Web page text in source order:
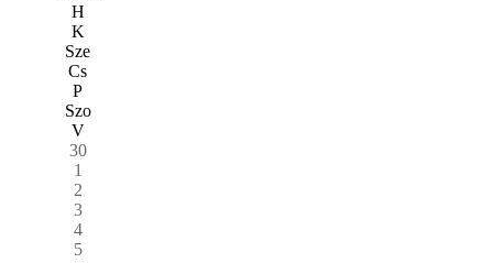
H
K
Sze
Cs
P
Szo
V
30
1
2
3
4
5